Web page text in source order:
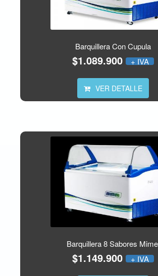
Barquillera Con Cupula
$1.089.900 + IVA
VER DETALLE
Barquillera 8 Sabores
$1.149.900 + IVA